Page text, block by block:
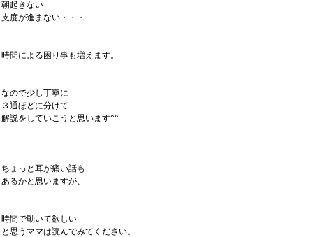
朝起きない
支度が進まない・・・
時間による困り事も増えます。
なので少し丁寧に
３通ほどに分けて
解説をしていこうと思います^^
ちょっと耳が痛い話も
あるかと思いますが、
時間で動いて欲しい
と思うママは読んでみてください。